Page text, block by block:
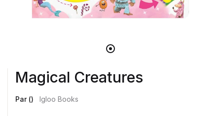
Magical Creatures
Par () Igloo Books